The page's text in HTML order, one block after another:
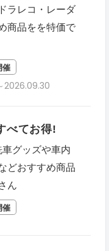
ラレコ・レーダ
商品をを特価で
催
2026.09.30
べてお得!
グッズや車内
どおすすめ商品
ん
催